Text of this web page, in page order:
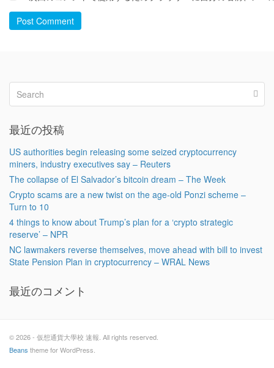
Post Comment
最近の投稿
US authorities begin releasing some seized cryptocurrency
miners, industry executives say – Reuters
The collapse of El Salvador’s bitcoin dream – The Week
Crypto scams are a new twist on the age-old Ponzi scheme –
Turn to 10
4 things to know about Trump’s plan for a ‘crypto strategic
reserve’ – NPR
NC lawmakers reverse themselves, move ahead with bill to invest
State Pension Plan in cryptocurrency – WRAL News
最近のコメント
© 2026 - 仮想通貨大學校 速報. All rights reserved.
Beans theme for WordPress.